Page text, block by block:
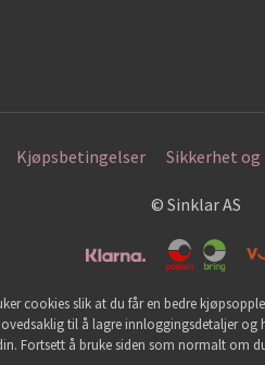
Kjøpsbetingelser Sikkerhet og
© Sinklar AS
cookies slik at du får en bedre
til å lagre innloggingsdetaljer og
Fortsett å bruke siden som normalt om